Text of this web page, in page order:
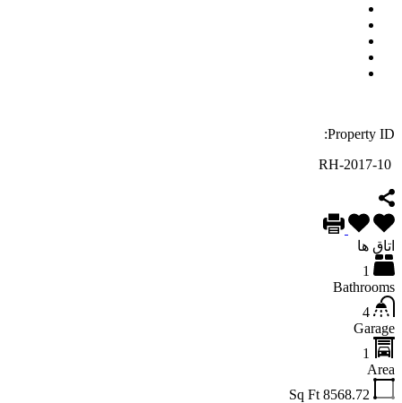
Property ID:
اتاق ها
1
Bathrooms
4
Garage
1
Area
8568.72
Sq Ft